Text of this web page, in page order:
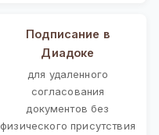
Подписание в
Диадоке
для удаленного
согласования
документов без
физического присутствия